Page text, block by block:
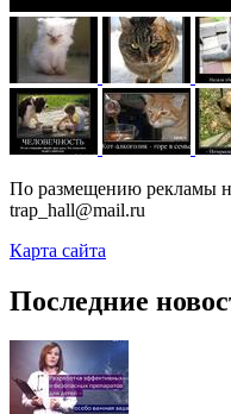
По размещению рекламы
trap_hall@mail.ru
Карта сайта
Последние